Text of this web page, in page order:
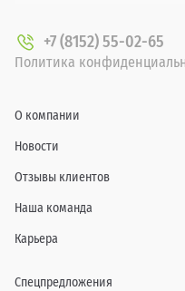
+7 (8152) 55-02-65
Политика
О компании
Новости
Отзывы клиентов
Наша команда
Карьера
Спецпредложения